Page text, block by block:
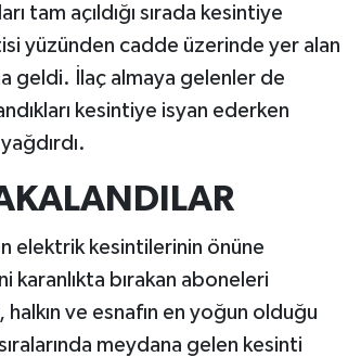
tam açıldığı sırada kesintiye
yüzünden cadde üzerinde yer alan
geldi. İlaç almaya gelenler de
kesintiye isyan ederken
elektrik kesintilerinin önüne
bırakan aboneleri
halkın ve esnafın en yoğun olduğu
meydana gelen kesinti